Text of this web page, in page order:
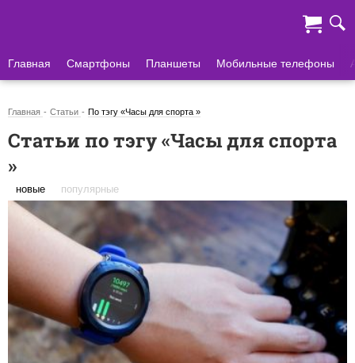
Главная Смартфоны Планшеты Мобильные телефоны
Главная Статьи По тэгу «Часы для спорта »
Статьи по тэгу «Часы для спорта
»
новые популярные